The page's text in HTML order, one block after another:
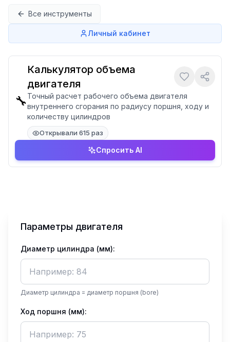
Все инструменты
Личный кабинет
🔧
Калькулятор объема
двигателя
Точный расчет рабочего объема двигателя
внутреннего сгорания по радиусу поршня, ходу и
количеству цилиндров
Открывали 615 раз
Спросить AI
Параметры двигателя
Диаметр цилиндра (мм):
Диаметр цилиндра = диаметр поршня (bore)
Ход поршня (мм):